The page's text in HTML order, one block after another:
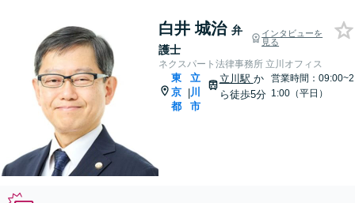
白井 城治 弁
護士
インタビューを
見る
ネクスパート法律事務所 立川オフィス
東
京
都
|
立
川
市
立川駅 か
ら徒歩5分
営業時間：09:00~2
1:00（平日）